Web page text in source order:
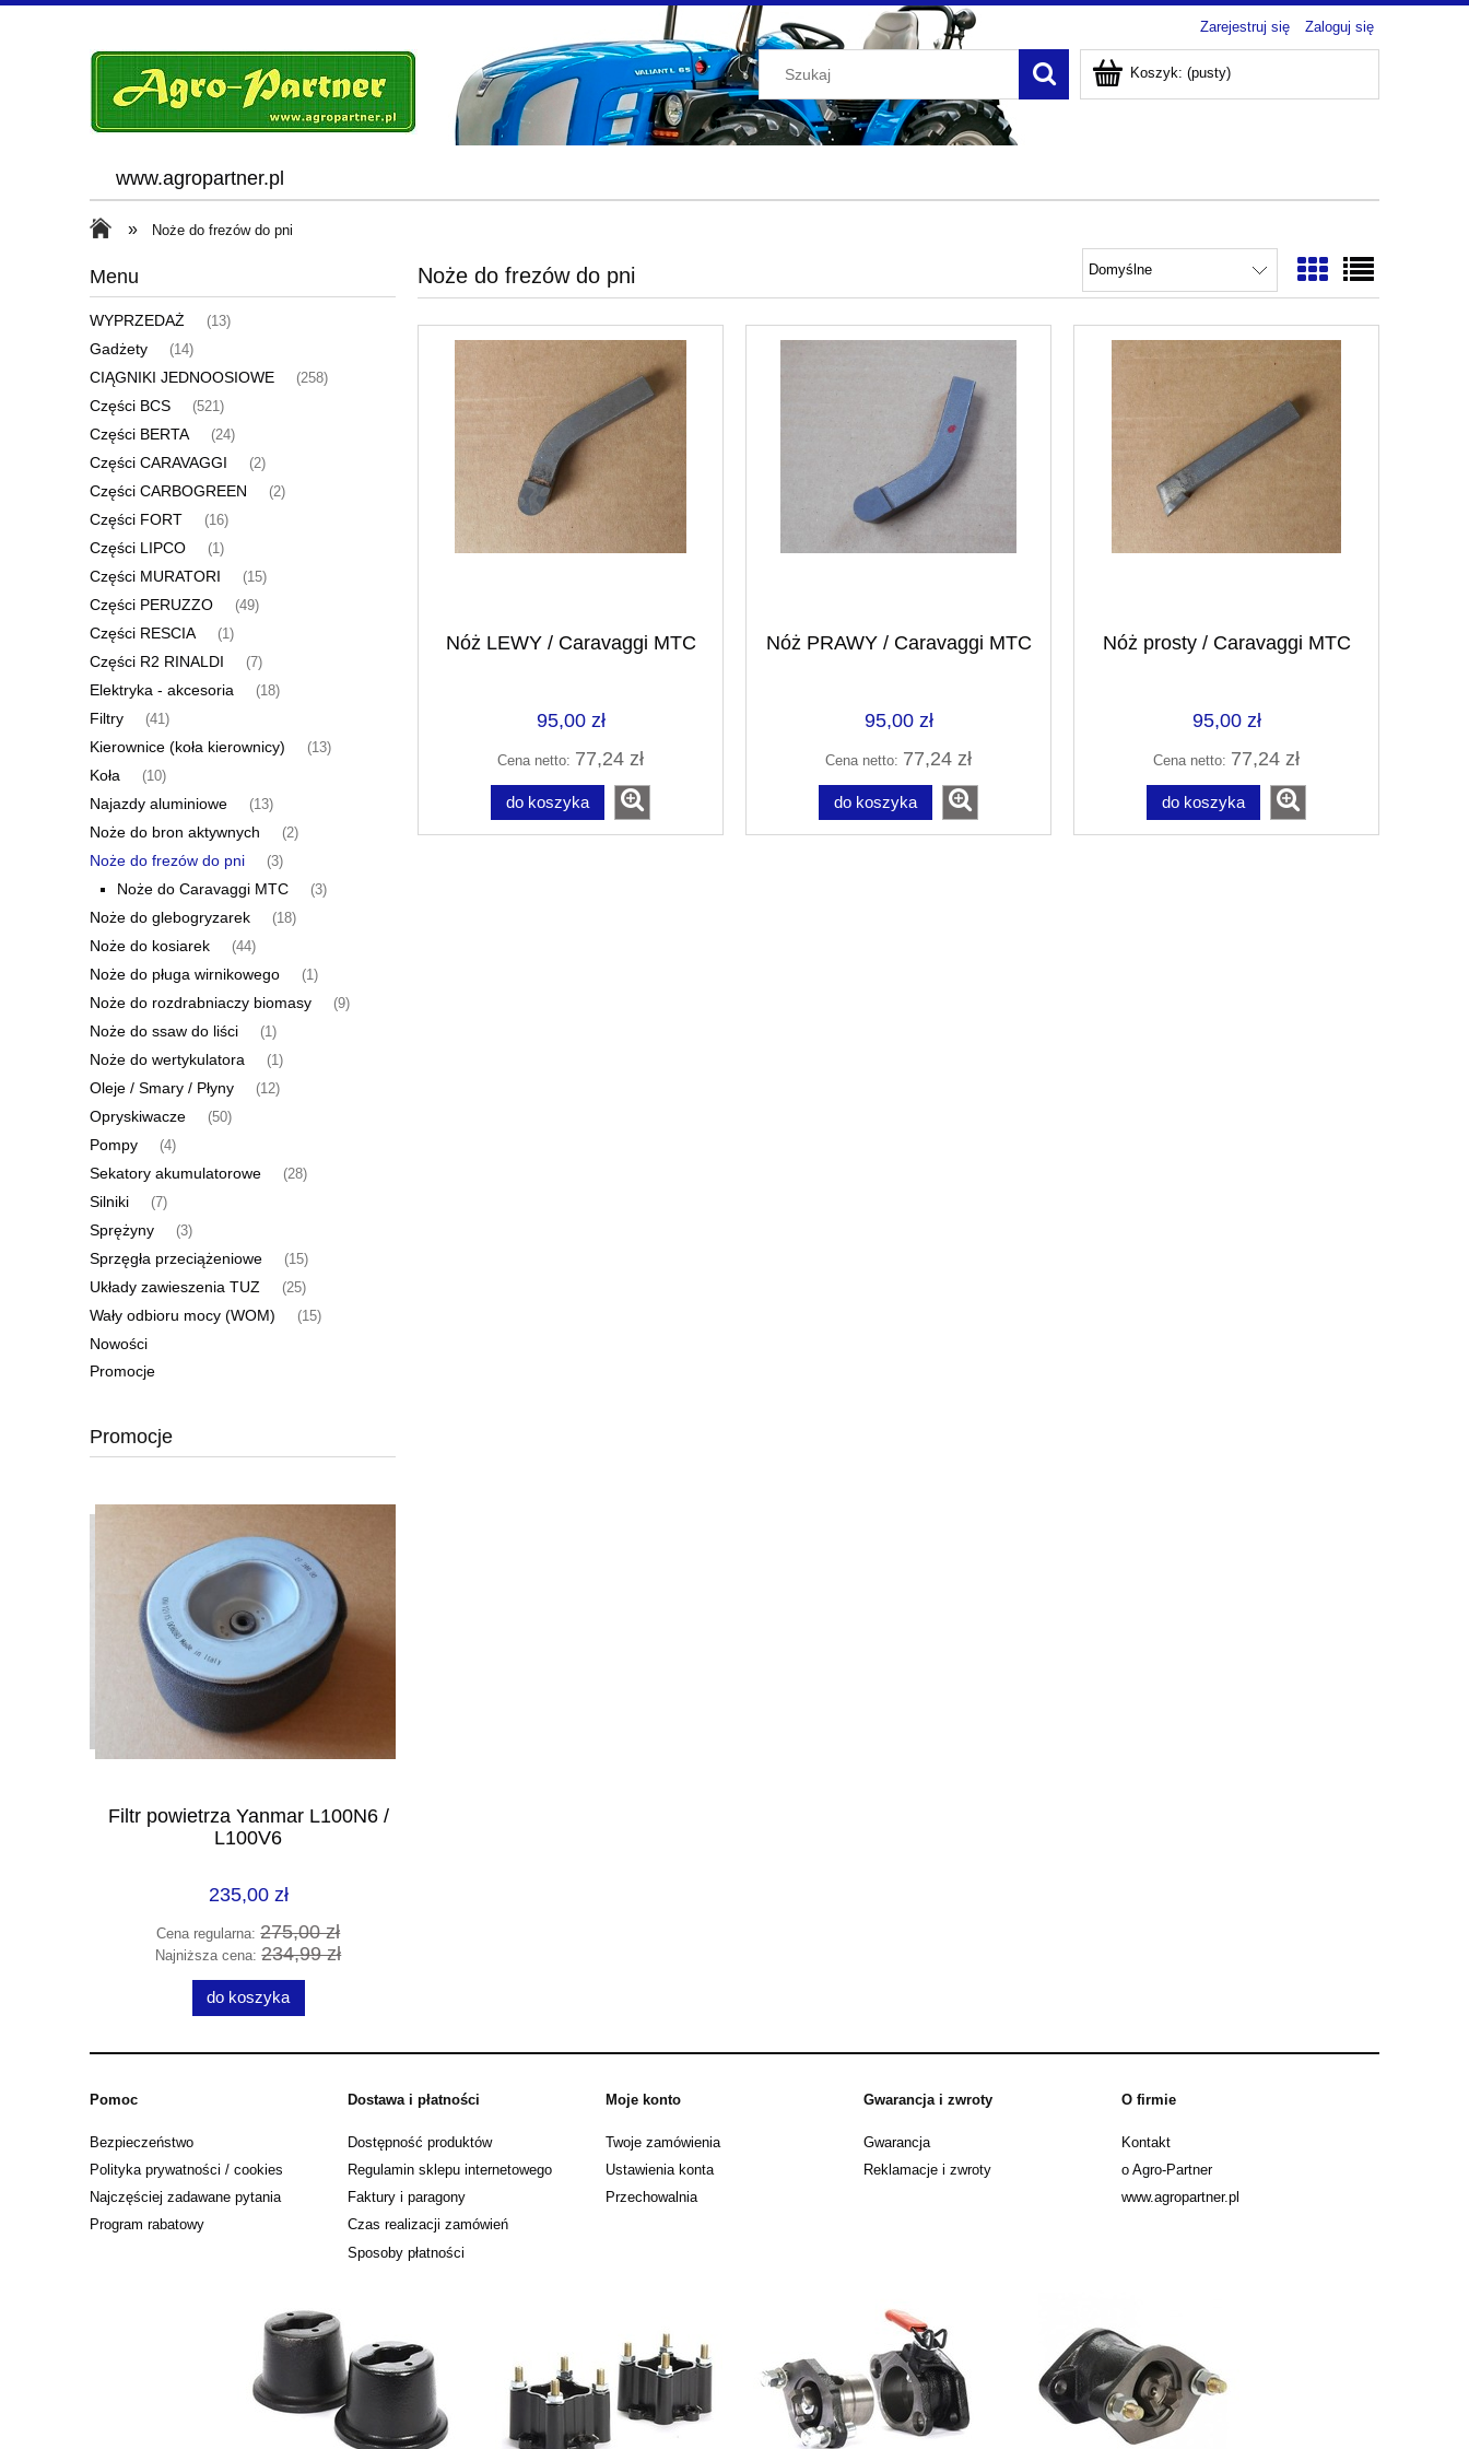
Zarejestruj się Zaloguj się
Koszyk: (pusty)
www.agropartner.pl
» Noże do frezów do pni
Menu
WYPRZEDAŻ (13)
Gadżety (14)
CIĄGNIKI JEDNOOSIOWE (258)
Części BCS (521)
Części BERTA (24)
Części CARAVAGGI (2)
Części CARBOGREEN (2)
Części FORT (16)
Części LIPCO (1)
Części MURATORI (15)
Części PERUZZO (49)
Części RESCIA (1)
Części R2 RINALDI (7)
Elektryka - akcesoria (18)
Filtry (41)
Kierownice (koła kierownicy) (13)
Koła (10)
Najazdy aluminiowe (13)
Noże do bron aktywnych (2)
Noże do frezów do pni (3)
Noże do Caravaggi MTC (3)
Noże do glebogryzarek (18)
Noże do kosiarek (44)
Noże do pługa wirnikowego (1)
Noże do rozdrabniaczy biomasy (9)
Noże do ssaw do liści (1)
Noże do wertykulatora (1)
Oleje / Smary / Płyny (12)
Opryskiwacze (50)
Pompy (4)
Sekatory akumulatorowe (28)
Silniki (7)
Sprężyny (3)
Sprzęgła przeciążeniowe (15)
Układy zawieszenia TUZ (25)
Wały odbioru mocy (WOM) (15)
Nowości
Promocje
Promocje
Filtr powietrza Yanmar L100N6 /
L100V6
235,00 zł
Cena regularna: 275,00 zł
Najniższa cena: 234,99 zł
do koszyka
Noże do frezów do pni
Nóż LEWY / Caravaggi MTC
95,00 zł
Cena netto: 77,24 zł
do koszyka
Nóż PRAWY / Caravaggi MTC
95,00 zł
Cena netto: 77,24 zł
do koszyka
Nóż prosty / Caravaggi MTC
95,00 zł
Cena netto: 77,24 zł
do koszyka
Pomoc
Bezpieczeństwo
Polityka prywatności / cookies
Najczęściej zadawane pytania
Program rabatowy
Dostawa i płatności
Dostępność produktów
Regulamin sklepu internetowego
Faktury i paragony
Czas realizacji zamówień
Sposoby płatności
Moje konto
Twoje zamówienia
Ustawienia konta
Przechowalnia
Gwarancja i zwroty
Gwarancja
Reklamacje i zwroty
O firmie
Kontakt
o Agro-Partner
www.agropartner.pl